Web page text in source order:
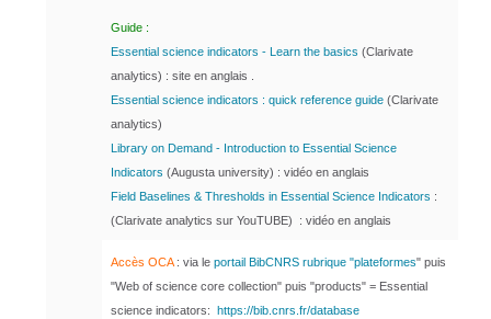
Guide :
Essential science indicators - Learn the basics (Clarivate
analytics) : site en anglais .
Essential science indicators : quick reference guide (Clarivate
analytics)
Library on Demand - Introduction to Essential Science
Indicators (Augusta university) : vidéo en anglais
Field Baselines & Thresholds in Essential Science Indicators :
(Clarivate analytics sur YouTUBE) : vidéo en anglais
Accès OCA : via le portail BibCNRS rubrique "plateformes" puis
"Web of science core collection" puis "products" = Essential
science indicators: https://bib.cnrs.fr/database